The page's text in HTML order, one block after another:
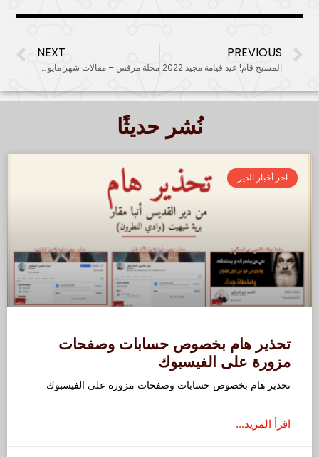
PREVIOUS
المسيح قام! عيد قيامة مجيد 2022
NEXT
مجلة مرقس – مقالات شهر مايو 2022
نُشر حديثًا
آخر أخبار الدير
تحذير هام بخصوص حسابات وصفحات
مزورة على الفيسبوك
تحذير هام بخصوص حسابات وصفحات مزورة على الفيسبوك
اقرأ المزيد...